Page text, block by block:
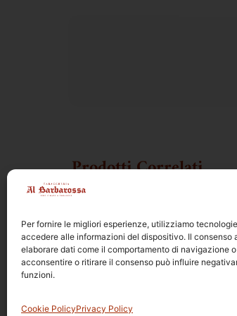
Per fornire le migliori esperienze, utilizziamo
accedere alle informazioni del dispositivo. Il consenso
elaborare dati come il comportamento di navigazione
acconsentire o ritirare il consenso può influire
funzioni.
Cookie PolicyPrivacy Policy
Prodotti Correlati
Privacy Policy